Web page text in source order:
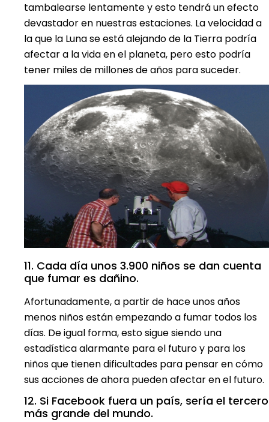
tambalearse lentamente y esto tendrá un efecto
devastador en nuestras estaciones. La velocidad a
la que la Luna se está alejando de la Tierra podría
afectar a la vida en el planeta, pero esto podría
tener miles de millones de años para suceder.
11. Cada día unos 3.900 niños se dan cuenta
que fumar es dañino.
Afortunadamente, a partir de hace unos años
menos niños están empezando a fumar todos los
días. De igual forma, esto sigue siendo una
estadística alarmante para el futuro y para los
niños que tienen dificultades para pensar en cómo
sus acciones de ahora pueden afectar en el futuro.
12. Si Facebook fuera un país, sería el tercero
más grande del mundo.